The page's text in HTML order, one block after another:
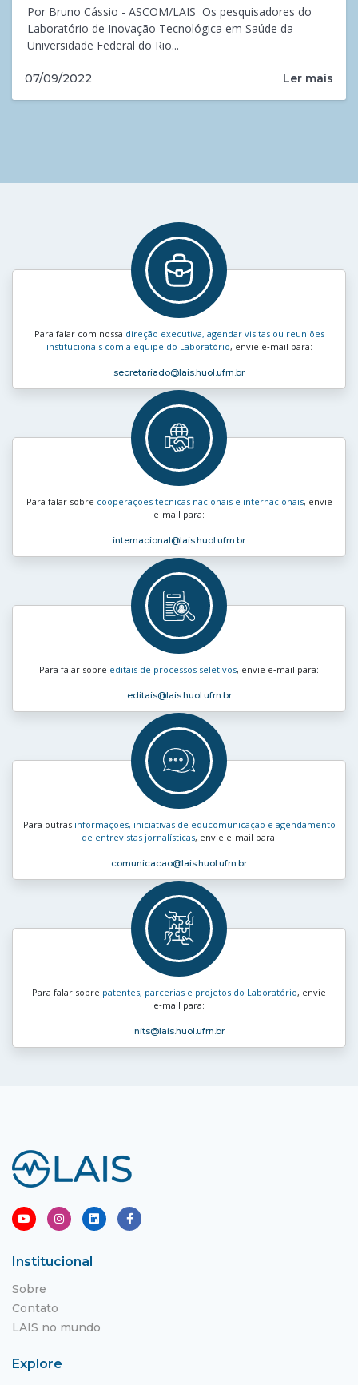
Por Bruno Cássio - ASCOM/LAIS ​Os pesquisadores do
Laboratório de Inovação Tecnológica em Saúde da
Universidade Federal do Rio...
07/09/2022 Ler mais
Para falar com nossa direção executiva, agendar visitas ou reuniões
institucionais com a equipe do Laboratório, envie e‑mail para:
secretariado@lais.huol.ufrn.br
Para falar sobre cooperações técnicas nacionais e internacionais, envie
e‑mail para:
internacional@lais.huol.ufrn.br
Para falar sobre editais de processos seletivos, envie e‑mail para:
editais@lais.huol.ufrn.br
Para outras informações, iniciativas de educomunicação e agendamento
de entrevistas jornalísticas, envie e‑mail para:
comunicacao@lais.huol.ufrn.br
Para falar sobre patentes, parcerias e projetos do Laboratório, envie
e‑mail para:
nits@lais.huol.ufrn.br
Institucional
Sobre
Contato
LAIS no mundo
Explore